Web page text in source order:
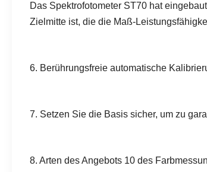
Das Spektrofotometer ST70 hat
Zielmitte ist, die die Maß-
6. Berührungsfreie automatische
7. Setzen Sie die Basis sicher, um zu
8. Arten des Angebots 10 des